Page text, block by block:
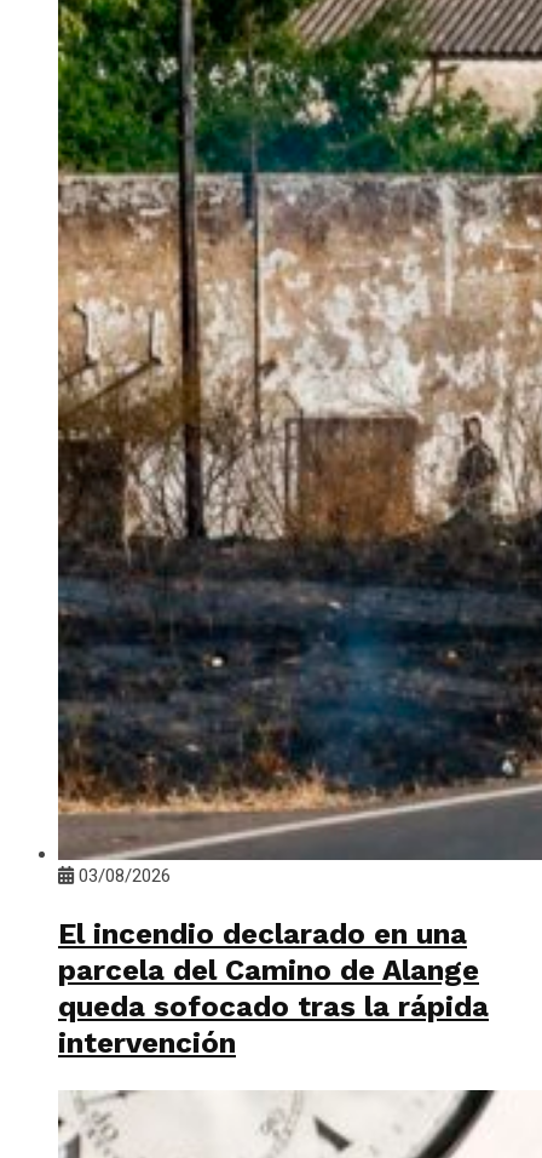
03/08/2026
El incendio declarado en una
parcela del Camino de Alange
queda sofocado tras la rápida
intervención